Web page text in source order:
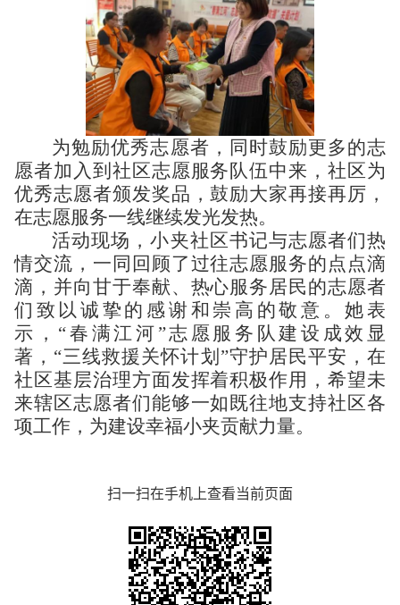
为勉励优秀志愿者，同时鼓励更多的志
愿者加入到社区志愿服务队伍中来，社区为
优秀志愿者颁发奖品，鼓励大家再接再厉，
在志愿服务一线继续发光发热。
活动现场，小夹社区书记与志愿者们热
情交流，一同回顾了过往志愿服务的点点滴
滴，并向甘于奉献、热心服务居民的志愿者
们致以诚挚的感谢和崇高的敬意。她表
示，“春满江河”志愿服务队建设成效显
著，“三线救援关怀计划”守护居民平安，在
社区基层治理方面发挥着积极作用，希望未
来辖区志愿者们能够一如既往地支持社区各
项工作，为建设幸福小夹贡献力量。
扫一扫在手机上查看当前页面